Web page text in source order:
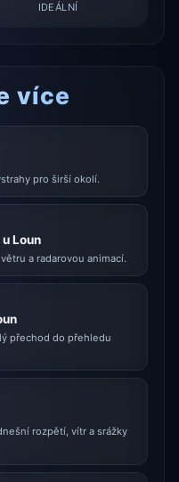
IDEÁLNÍ
více
pro širší okolí.
Loun
a radarovou animací.
přechod do přehledu
rozpětí, vítr a srážky